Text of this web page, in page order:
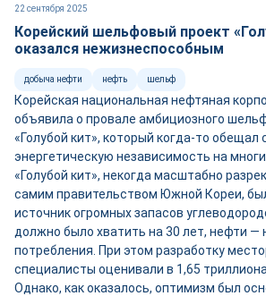
22 сентября 2025
Корейский шельфовый проект
оказался нежизнеспособным
добыча нефти нефть шельф
Корейская национальная нефтяная
объявила о провале амбициозного
«Голубой кит», который когда-то обещал
энергетическую независимость на
«Голубой кит», некогда масштабно
самим правительством Южной Кореи,
источник огромных запасов
должно было хватить на 30 лет, нефти —
потребления. При этом разработку
специалисты оценивали в 1,65
Однако, как оказалось, оптимизм был